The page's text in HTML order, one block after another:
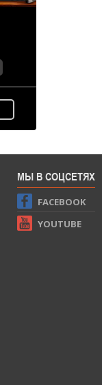
МЫ В СОЦСЕТЯХ
FACEBOOK
YOUTUBE